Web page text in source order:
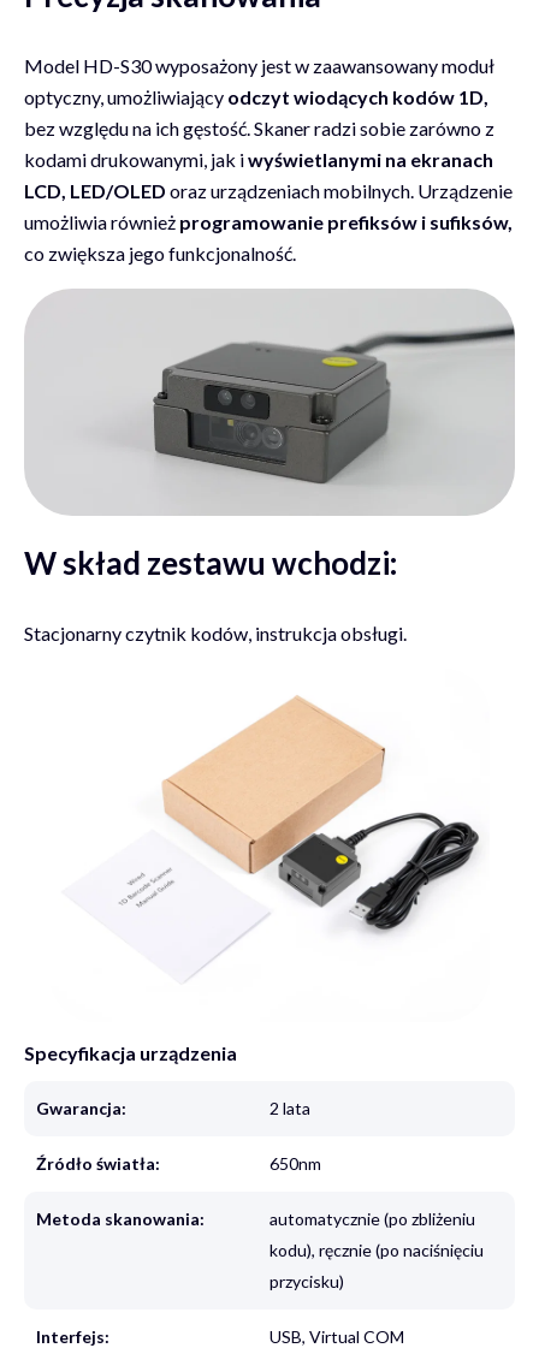
Model HD-S30 wyposażony jest w zaawansowany moduł
optyczny, umożliwiający odczyt wiodących kodów 1D,
bez względu na ich gęstość. Skaner radzi sobie zarówno z
kodami drukowanymi, jak iwyświetlanymi na ekranach
LCD, LED/OLED oraz urządzeniach mobilnych. Urządzenie
umożliwia również programowanie prefiksów i sufiksów,
co zwiększa jego funkcjonalność.
W skład zestawu wchodzi:
Stacjonarny czytnik kodów, instrukcja obsługi.
Specyfikacja urządzenia
Gwarancja: 2 lata
Źródło światła: 650nm
Metoda skanowania:
automatycznie (po zbliżeniu
kodu), ręcznie (po naciśnięciu
przycisku)
Interfejs: USB, Virtual COM